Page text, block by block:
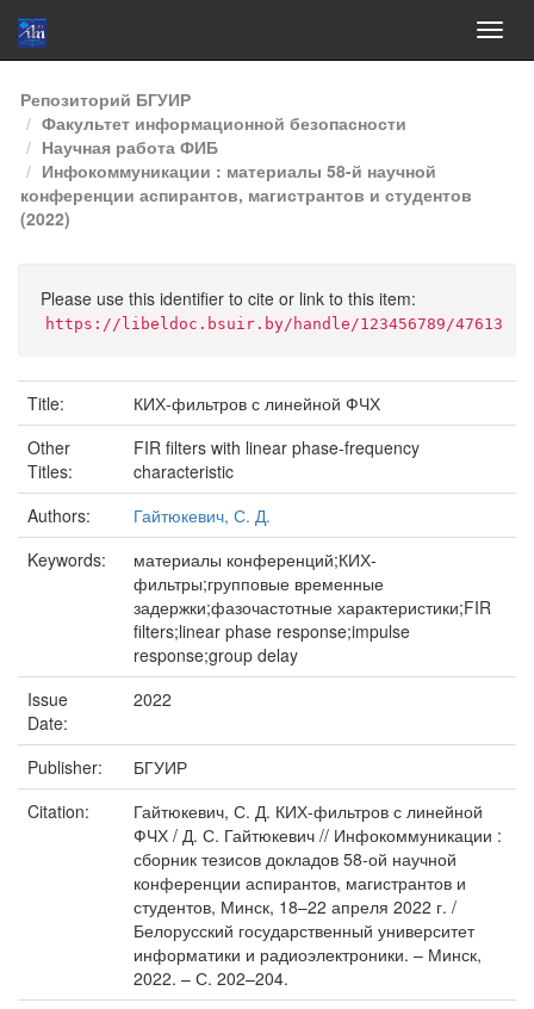
Skip
navigation
Репозиторий БГУИР
Факультет информационной безопасности
Научная работа ФИБ
Инфокоммуникации : материалы 58-й научной
конференции аспирантов, магистрантов и студентов
(2022)
Please use this identifier to cite or link to this item:
https://libeldoc.bsuir.by/handle/123456789/47613
Title:
КИХ-фильтров с линейной ФЧХ
Other
Titles:
FIR filters with linear phase-frequency
characteristic
Authors:
Гайтюкевич, С. Д.
Keywords:
материалы конференций;КИХ-
фильтры;групповые временные
задержки;фазочастотные характеристики;FIR
filters;linear phase response;impulse
response;group delay
Issue
Date:
2022
Publisher:
БГУИР
Citation:
Гайтюкевич, С. Д. КИХ-фильтров с линейной
ФЧХ / Д. С. Гайтюкевич // Инфокоммуникации :
сборник тезисов докладов 58-ой научной
конференции аспирантов, магистрантов и
студентов, Минск, 18–22 апреля 2022 г. /
Белорусский государственный университет
информатики и радиоэлектроники. – Минск,
2022. – С. 202–204.